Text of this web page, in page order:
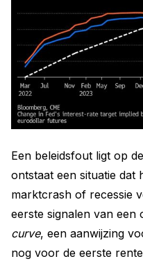
Een beleidsfout ligt op
ontstaat een situatie dat
marktcrash of recessie
eerste signalen van een
curve, een aanwijzing
nog voor de eerste